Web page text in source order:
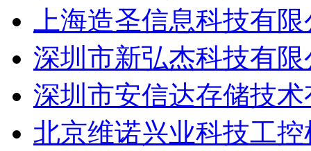
上海造圣信息科技有
深圳市新弘杰科技有限
深圳市安信达存储技
北京维诺兴业科技工控